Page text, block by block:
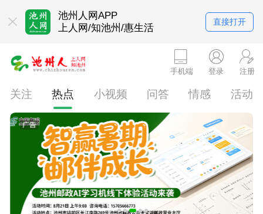
池州人网APP
上人网/知池州/惠生活
直接打开
手机端 登录 注册
关注 热点 小视频 问答 情感 活动